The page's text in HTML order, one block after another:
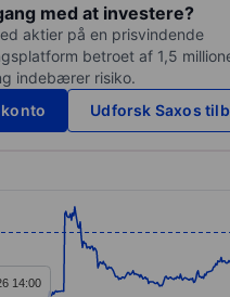
med at investere?
aktier på en prisvindende
betroet af 1,5
indebærer risiko.
Udforsk Saxos
with 337 data points.
has 1 X axis displaying
14:00